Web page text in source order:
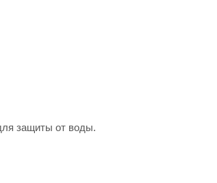
защиты от воды.